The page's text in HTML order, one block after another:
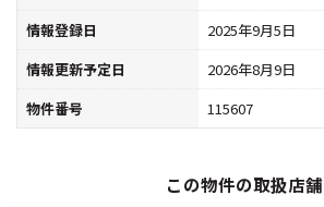
情報登録日
2025年9月5日
情報更新予定日
2026年8月9日
物件番号
115607
この物件の取扱店舗